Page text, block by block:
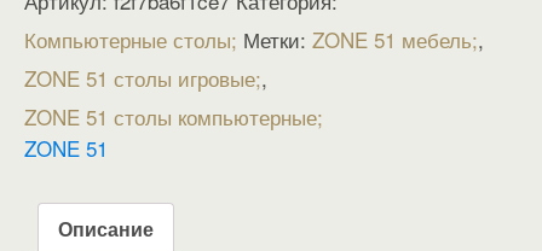
Компьютерные столы Метки: ZONE 51 мебель ,
ZONE 51 столы игровые ,
ZONE 51 столы компьютерные
ZONE 51
Описание